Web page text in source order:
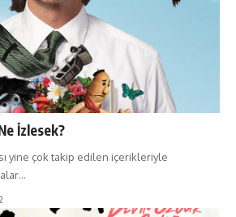
İzlesek?
yine çok takip edilen içerikleriyle